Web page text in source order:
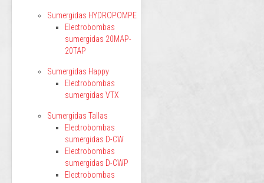
Sumergidas HYDROPOMPE
Electrobombas
sumergidas 20MAP-
20TAP
Sumergidas Happy
Electrobombas
sumergidas VTX
Sumergidas Tallas
Electrobombas
sumergidas D-CW
Electrobombas
sumergidas D-CWP
Electrobombas